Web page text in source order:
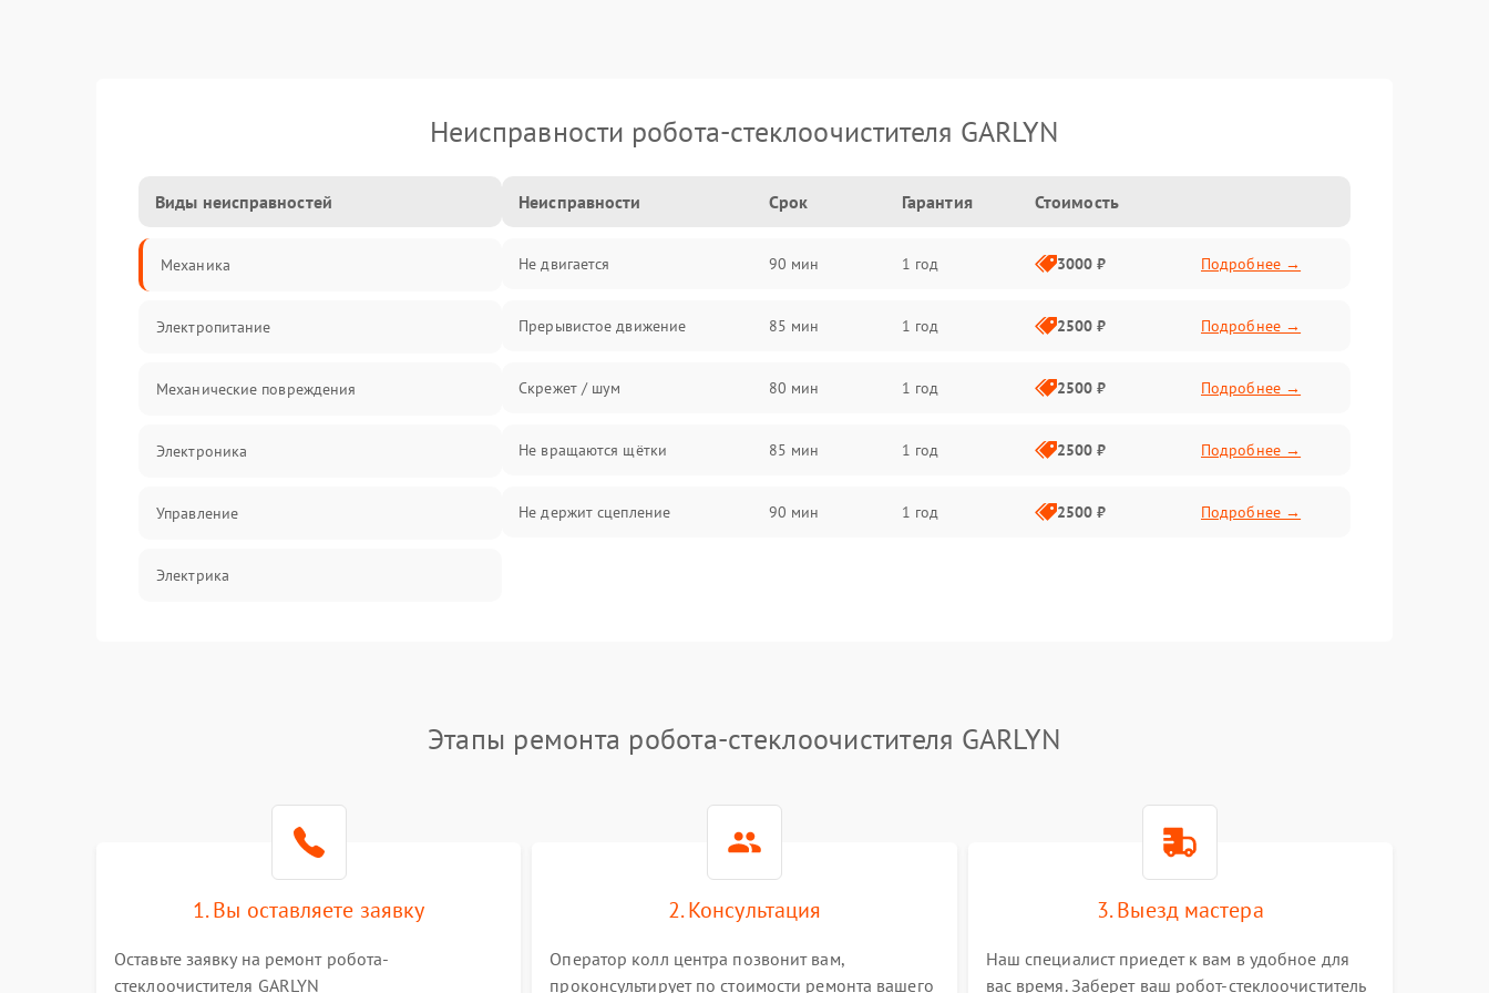
Неисправности робота-стеклоочистителя GARLYN
Виды неисправностей
Механика
Электропитание
Механические повреждения
Электроника
Управление
Электрика
Неисправности Срок Гарантия Стоимость
Не двигается 90 мин 1 год 3000 ₽ Подробнее →
Прерывистое движение 85 мин 1 год 2500 ₽ Подробнее →
Скрежет / шум 80 мин 1 год 2500 ₽ Подробнее →
Не вращаются щётки 85 мин 1 год 2500 ₽ Подробнее →
Не держит сцепление 90 мин 1 год 2500 ₽ Подробнее →
Этапы ремонта робота-стеклоочистителя GARLYN
1. Вы оставляете заявку
Оставьте заявку на ремонт робота-
стеклоочистителя GARLYN
2. Консультация
Оператор колл центра позвонит вам,
проконсультирует по стоимости ремонта вашего
3. Выезд мастера
Наш специалист приедет к вам в удобное для
вас время. Заберет ваш робот-стеклоочиститель